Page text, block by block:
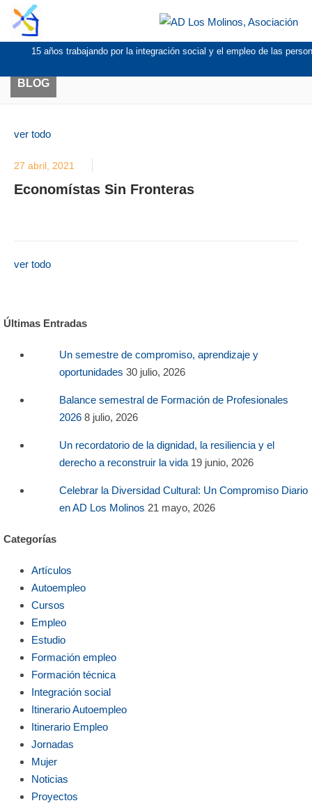
15 años trabajando por la integración social y el empleo de las
BLOG
ver todo
27 abril, 2021
Economístas Sin Fronteras
ver todo
Últimas Entradas
Un semestre de compromiso, aprendizaje y
oportunidades 30 julio, 2026
Balance semestral de Formación de Profesionales
2026 8 julio, 2026
Un recordatorio de la dignidad, la resiliencia y el
derecho a reconstruir la vida 19 junio, 2026
Celebrar la Diversidad Cultural: Un Compromiso Diario
en AD Los Molinos 21 mayo, 2026
Categorías
Artículos
Autoempleo
Cursos
Empleo
Estudio
Formación empleo
Formación técnica
Integración social
Itinerario Autoempleo
Itinerario Empleo
Jornadas
Mujer
Noticias
Proyectos